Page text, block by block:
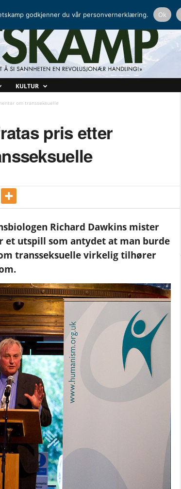
KULTUR
om transseksuelle
pris etter
Richard Dawkins mister
utspill som antydet at man burde
transseksuelle virkelig tilhører
godkjenner du vår personvernerklæring. Ok